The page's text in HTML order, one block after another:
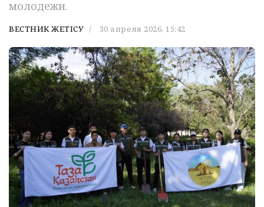
молодежи.
ВЕСТНИК ЖЕТІСУ 30 апреля 2026, 15:42